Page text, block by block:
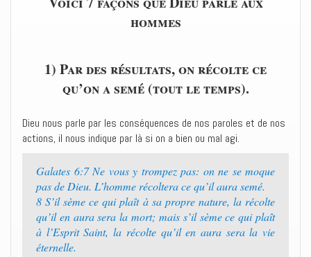
hommes
1) Par des résultats, on récolte ce
qu’on a semé (tout le temps).
Dieu nous parle par les conséquences de nos paroles et de nos
actions, il nous indique par là si on a bien ou mal agi.
Galates 6:7 Ne vous y trompez pas: on ne se moque
pas de Dieu. L’homme récoltera ce qu’il aura semé.
8 S’il sème ce qui plaît à sa propre nature, la récolte
qu’il en aura sera la mort; mais s’il sème ce qui plaît
à l’Esprit Saint, la récolte qu’il en aura sera la vie
éternelle.